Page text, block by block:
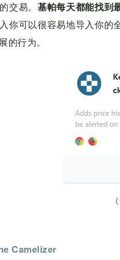
交易。基帕每天都能找到
你可以很容易地导入你
的行为。
Camelizer